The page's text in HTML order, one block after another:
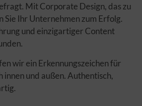
Mit Corporate Design, das zu
Sie Ihr Unternehmen zum Erfolg.
und einzigartiger Content
wir ein Erkennungszeichen für
innen und außen. Authentisch,